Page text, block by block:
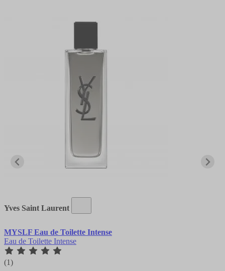
Yves Saint Laurent
MYSLF Eau de Toilette Intense
Eau de Toilette Intense
(1)